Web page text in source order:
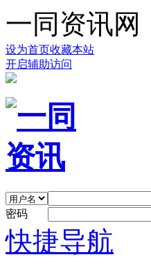
一同资讯网
设为首页收藏本站
开启辅助访问
密码
快捷导航